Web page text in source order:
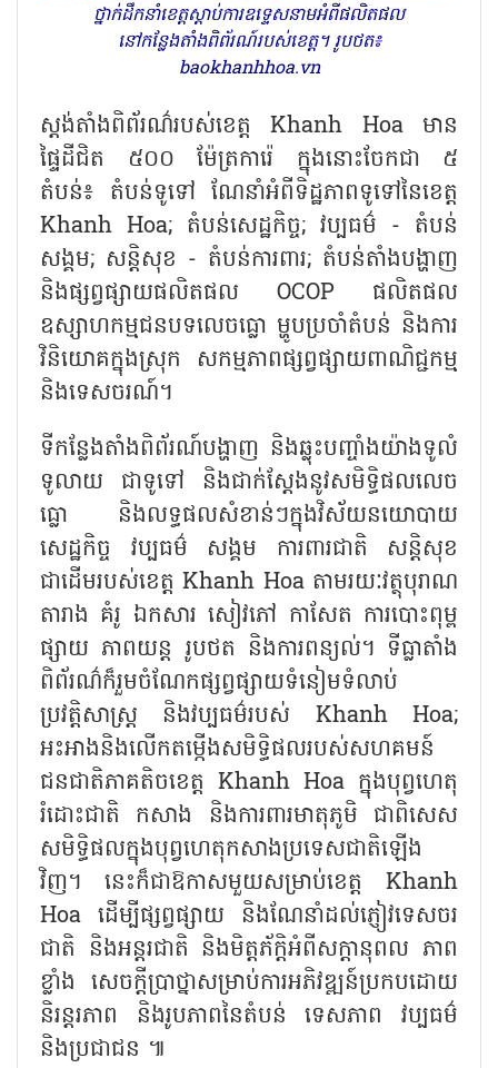
ថ្នាក់ដឹកនាំខេត្តស្តាប់ការឧទ្ទេសនាមអំពីផលិតផល
នៅកន្លែងតាំងពិព័រណ៍របស់ខេត្ត។ រូបថត៖
baokhanhhoa.vn
ស្តង់តាំងពិព័រណ៌របស់ខេត្ត Khanh Hoa មាន
ផ្ទៃដីជិត ៥០០ ម៉ែត្រការ៉េ ក្នុងនោះចែកជា ៥
តំបន់៖ តំបន់ទូទៅ ណែនាំអំពីទិដ្ឋភាពទូទៅនៃខេត្ត
Khanh Hoa; តំបន់សេដ្ឋកិច្ច; វប្បធម៌ - តំបន់
សង្គម; សន្តិសុខ - តំបន់ការពារ; តំបន់តាំងបង្ហាញ
និងផ្សព្វផ្សាយផលិតផល OCOP ផលិតផល
ឧស្សាហកម្មជនបទលេចធ្លោ ម្ហូបប្រចាំតំបន់ និងការ
វិនិយោគក្នុងស្រុក សកម្មភាពផ្សព្វផ្សាយពាណិជ្ជកម្ម
និងទេសចរណ៍។
ទីកន្លែងតាំងពិព័រណ៍បង្ហាញ និងឆ្លុះបញ្ចាំងយ៉ាងទូលំ
ទូលាយ ជាទូទៅ និងជាក់ស្តែងនូវសមិទ្ធិផលលេច
ធ្លោ និងលទ្ធផលសំខាន់ៗក្នុងវិស័យនយោបាយ
សេដ្ឋកិច្ច វប្បធម៌ សង្គម ការពារជាតិ សន្តិសុខ
ជាដើមរបស់ខេត្ត Khanh Hoa តាមរយៈវត្ថុបុរាណ
តារាង គំរូ ឯកសារ សៀវភៅ កាសែត ការបោះពុម្ព
ផ្សាយ ភាពយន្ត រូបថត និងការពន្យល់។ ទីធ្លាតាំង
ពិព័រណ៌ក៏រួមចំណែកផ្សព្វផ្សាយទំនៀមទំលាប់
ប្រវត្តិសាស្ត្រ និងវប្បធម៌របស់ Khanh Hoa;
អះអាងនិងលើកតម្កើងសមិទ្ធិផលរបស់សហគមន៍
ជនជាតិភាគតិចខេត្ត Khanh Hoa ក្នុងបុព្វហេតុ
រំដោះជាតិ កសាង និងការពារមាតុភូមិ ជាពិសេស
សមិទ្ធិផលក្នុងបុព្វហេតុកសាងប្រទេសជាតិឡើង
វិញ។ នេះក៏ជាឱកាសមួយសម្រាប់ខេត្ត Khanh
Hoa ដើម្បីផ្សព្វផ្សាយ និងណែនាំដល់ភ្ញៀវទេសចរ
ជាតិ និងអន្តរជាតិ និងមិត្តភ័ក្តិអំពីសក្ដានុពល ភាព
ខ្លាំង សេចក្តីប្រាថ្នាសម្រាប់ការអភិវឌ្ឍន៍ប្រកបដោយ
និរន្តរភាព និងរូបភាពនៃតំបន់ ទេសភាព វប្បធម៌
និងប្រជាជន ៕